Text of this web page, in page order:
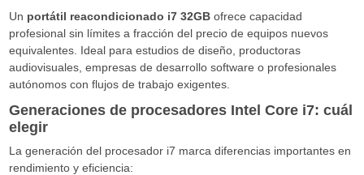
Un portátil reacondicionado i7 32GBofrece capacidad
profesional sin límites a fracción del precio de equipos nuevos
equivalentes. Ideal para estudios de diseño, productoras
audiovisuales, empresas de desarrollo software o profesionales
autónomos con flujos de trabajo exigentes.
Generaciones de procesadores Intel Core i7: cuál
elegir
La generación del procesador i7 marca diferencias importantes en
rendimiento y eficiencia: